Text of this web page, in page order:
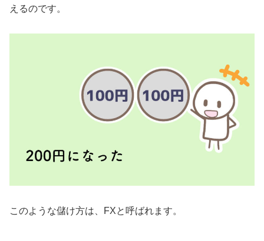
えるのです。
このような儲け方は、FXと呼ばれます。